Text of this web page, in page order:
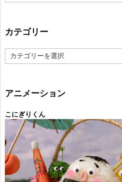
カテゴリー
テ
ー
アニメーション
こにぎりくん